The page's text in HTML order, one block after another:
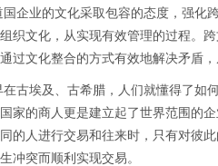
业的文化采取包容的态度，强化
织文化，从实现有效管理的过程。
过文化整合的方式有效地解决矛盾，
埃及、古希腊，人们就懂得了如
家的商人更是建立起了世界范围的
的人进行交易和往来时，只有对彼
冲突而顺利实现交易。